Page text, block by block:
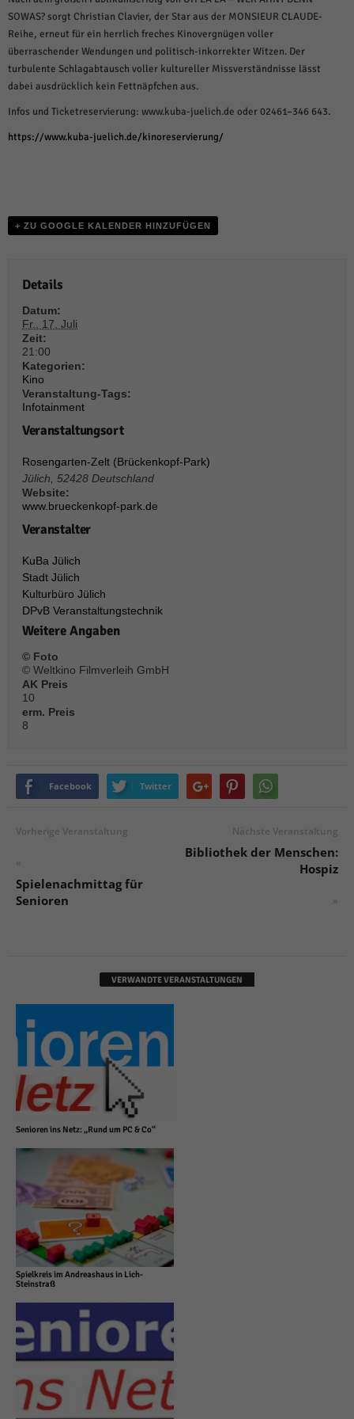
SOWAS? sorgt Christian Clavier, der Star aus der MONSIEUR CLAUDE-
Reihe, erneut für ein herrlich freches Kinovergnügen voller
überraschender Wendungen und politisch-inkorrekter Witzen. Der
turbulente Schlagabtausch voller kultureller Missverständnisse lässt
dabei ausdrücklich kein Fettnäpfchen aus.
Infos und Ticketreservierung: www.kuba-juelich.de oder 02461–346 643.
https://www.kuba-juelich.de/kinoreservierung/
+ ZU GOOGLE KALENDER HINZUFÜGEN
Details
Datum:
Fr.. 17. Juli
Zeit:
21:00
Kategorien:
Kino
Veranstaltung-Tags:
Infotainment
Veranstaltungsort
Rosengarten-Zelt (Brückenkopf-Park)
Jülich, 52428 Deutschland
Website:
www.brueckenkopf-park.de
Veranstalter
KuBa Jülich
Stadt Jülich
Kulturbüro Jülich
DPvB Veranstaltungstechnik
Weitere Angaben
© Foto
© Weltkino Filmverleih GmbH
AK Preis
10
erm. Preis
8
Facebook Twitter
Vorherige Veranstaltung
«
Spielenachmittag für
Senioren
Nächste Veranstaltung
Bibliothek der Menschen:
Hospiz
»
VERWANDTE VERANSTALTUNGEN
Senioren ins Netz: „Rund um PC & Co“
Spielkreis im Andreashaus in Lich-
Steinstraß
auswählen.
Alle akzeptieren Speichern und weiter
Essenziell (1)
Essenzielle Cookies ermöglichen grundlegende Funktionen und sind für die
Statistik Cookies erfassen Informationen anonym. Diese Informationen helfen
Marketing-Cookies werden von Drittanbietern oder Publishern verwendet,
um personalisierte Werbung anzuzeigen. Sie tun dies, indem sie Besucher
über Websites hinweg verfolgen.
Externe Medien (6)
Inhalte von Videoplattformen und Social-Media-Plattformen werden
werden, bedarf der Zugriff auf diese Inhalte keiner manuellen Einwilligung
mehr.
Cookie-Informationen anzeigen
powered by Borlabs Cookie